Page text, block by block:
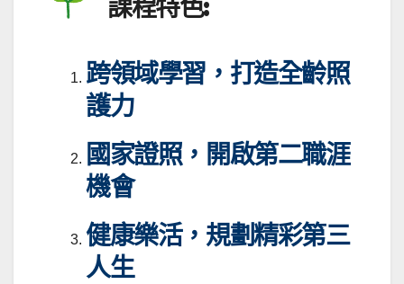
課程特色:
跨領域學習，打造全齡照
護力
國家證照，開啟第二職涯
機會
健康樂活，規劃精彩第三
人生